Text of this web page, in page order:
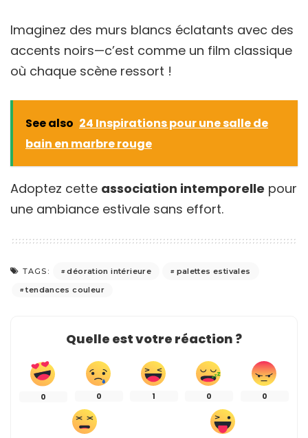
Imaginez des murs blancs éclatants avec des
accents noirs—c’est comme un film classique
où chaque scène ressort !
See also 24 Inspirations pour une salle de
bain en marbre rouge
Adoptez cette association intemporelle pour
une ambiance estivale sans effort.
TAGS: déoration intérieure
palettes estivales
tendances couleur
Quelle est votre réaction ?
0 0 1 0 0